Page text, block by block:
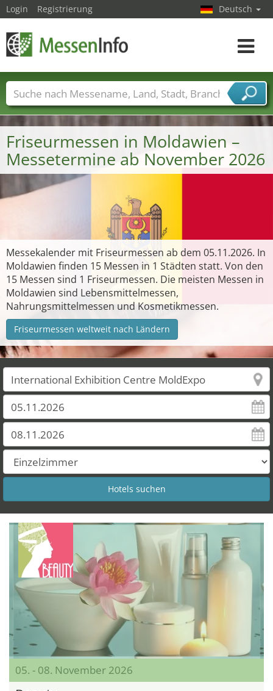
Friseurmessen in Moldawien –
Messetermine ab November 2026
Messekalender mit Friseurmessen ab dem 05.11.2026. In
Moldawien finden 15 Messen in 1 Städten statt. Von den
15 Messen sind 1 Friseurmessen. Die meisten Messen in
Moldawien sind Lebensmittelmessen,
Nahrungsmittelmessen und Kosmetikmessen.
Friseurmessen weltweit nach Ländern
05. - 08. November 2026
Login Registrierung Deutsch
Toggle
Messenamen Länder Städte
Branchen
Dienstleisterbranchen